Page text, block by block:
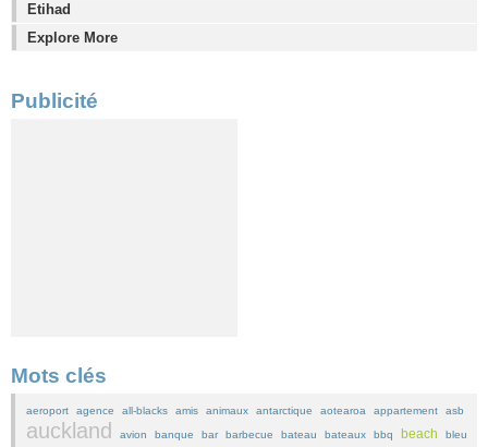
Etihad
Explore More
Publicité
Mots clés
aeroport agence all-blacks amis animaux antarctique aotearoa appartement asb
auckland avion banque bar barbecue bateau bateaux bbq beach
bleu